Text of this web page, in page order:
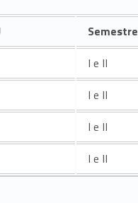
Semestre
I e II
I e II
I e II
I e II